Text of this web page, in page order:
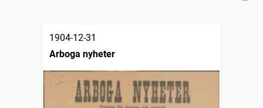
1904-12-31
Arboga nyheter